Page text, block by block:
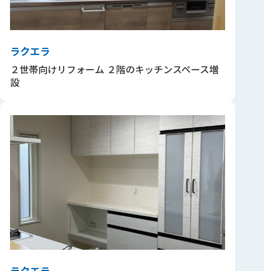
ラクエラ
２世帯向けリフォーム ２階のキッチンスペース増
設